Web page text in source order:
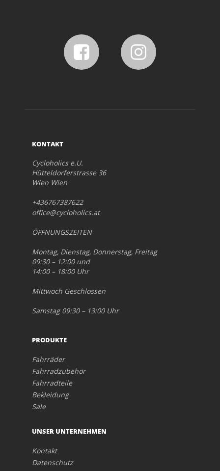
KONTAKT
Cycloholics e.U.
Hütteldorferstrasse 36
Wien Wien
+436767387622
office@cycloholics.at
ÖFFNUNGSZEITEN
Montag, Dienstag, Donnerstag, Freitag
09:30 – 12:00 und
14:00 – 18:00 Uhr
Mittwoch Geschlossen
Samstag 09:30 – 13:00 Uhr
PRODUKTE
Fahrräder
Fahrradzubehör
Fahrradteile
Bekleidung
Sale
UNSER UNTERNEHMEN
Kontakt
Datenschutz